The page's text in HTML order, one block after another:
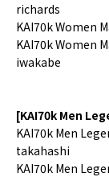
richards
KAI70k Women
KAI70k Women
iwakabe
[KAI70k Men
KAI70k Men
takahashi
KAI70k Men